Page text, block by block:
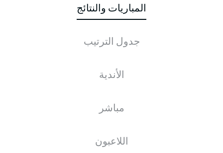
المباريات والنتائج
جدول الترتيب
الأندية
مباشر
اللاعبون
الأخبار التشكيلات الإحصائيات
انطلاق المباراة.